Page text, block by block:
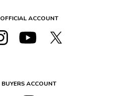
OFFICIAL ACCOUNT
BUYERS ACCOUNT